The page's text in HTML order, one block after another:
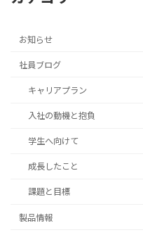
お知らせ
社員ブログ
キャリアプラン
入社の動機と抱負
学生へ向けて
成長したこと
課題と目標
製品情報